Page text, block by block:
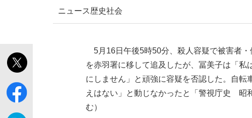
ニュース歴史社会
5月16日午後5時50分、殺人容疑で被害者
を赤羽署に移して追及したが、冨美子は「
にしません」と頑強に容疑を否認した。自
えはない」と動じなかったと「警視庁史 昭
む）